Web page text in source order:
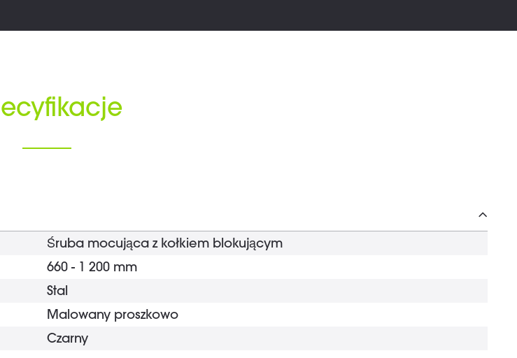
Śruba mocująca z kołkiem blokującym
660 - 1 200 mm
Stal
Malowany proszkowo
Czarny